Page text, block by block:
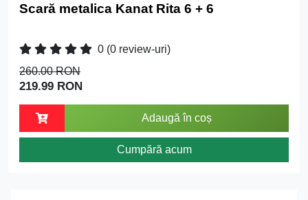
Scară metalica Kanat Rita 6 + 6
0 (0 review-uri)
260.00 RON
219.99 RON
Adaugă în coș
Cumpără acum